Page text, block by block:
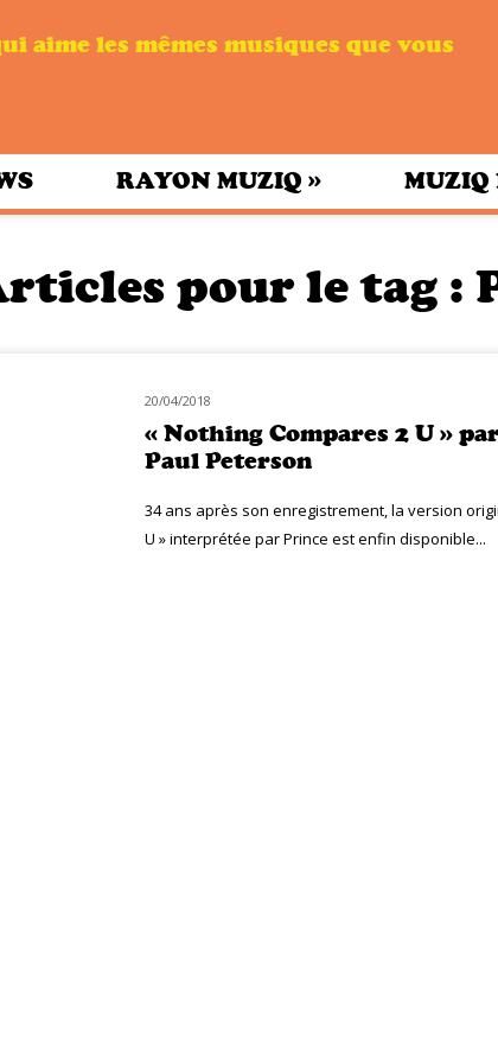
aime les mêmes musiques que vous
RAYON MUZIQ » MUZIQ
pour le tag :
20/04/2018
« Nothing Compares 2 U »
Paul Peterson
34 ans après son enregistrement, la version
U » interprétée par Prince est enfin disponible...